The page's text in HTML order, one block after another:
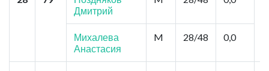
Дмитрий
Михалева
Анастасия
M 28/48 0,0